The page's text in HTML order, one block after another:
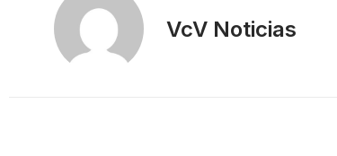
VcV Noticias